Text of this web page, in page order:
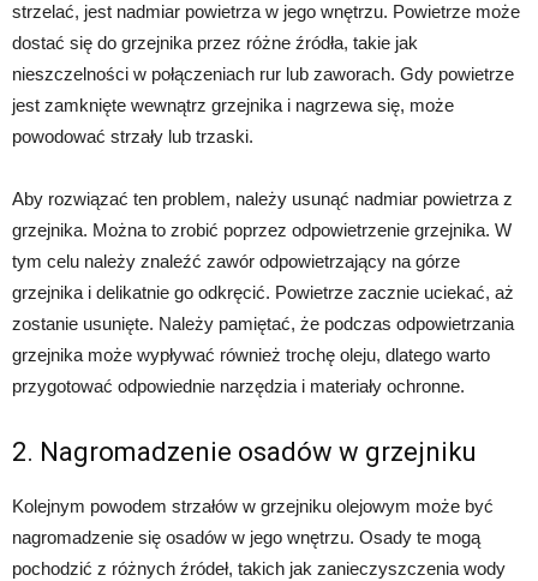
strzelać, jest nadmiar powietrza w jego wnętrzu. Powietrze może
dostać się do grzejnika przez różne źródła, takie jak
nieszczelności w połączeniach rur lub zaworach. Gdy powietrze
jest zamknięte wewnątrz grzejnika i nagrzewa się, może
powodować strzały lub trzaski.
Aby rozwiązać ten problem, należy usunąć nadmiar powietrza z
grzejnika. Można to zrobić poprzez odpowietrzenie grzejnika. W
tym celu należy znaleźć zawór odpowietrzający na górze
grzejnika i delikatnie go odkręcić. Powietrze zacznie uciekać, aż
zostanie usunięte. Należy pamiętać, że podczas odpowietrzania
grzejnika może wypływać również trochę oleju, dlatego warto
przygotować odpowiednie narzędzia i materiały ochronne.
2. Nagromadzenie osadów w grzejniku
Kolejnym powodem strzałów w grzejniku olejowym może być
nagromadzenie się osadów w jego wnętrzu. Osady te mogą
pochodzić z różnych źródeł, takich jak zanieczyszczenia wody